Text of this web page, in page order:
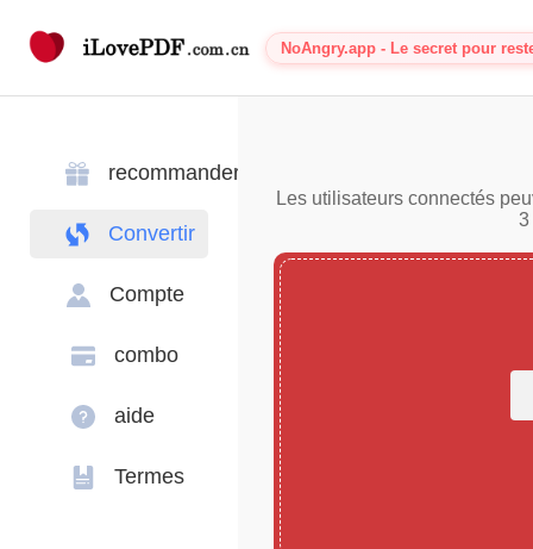
NoAngry.app - Le secret pour
recommander
Convertir
Compte
combo
aide
Termes
Les utilisateurs connectés
3